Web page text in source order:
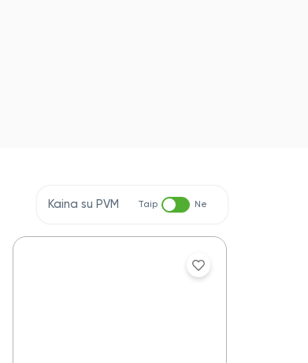
Kaina su PVM Taip Ne